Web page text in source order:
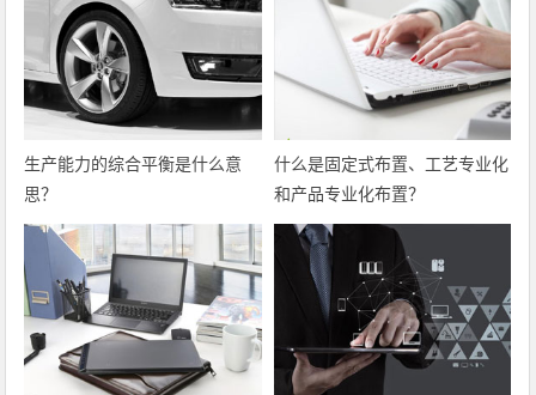
生产能力的综合平衡是什么意
思？
什么是固定式布置、工艺专业化
和产品专业化布置？